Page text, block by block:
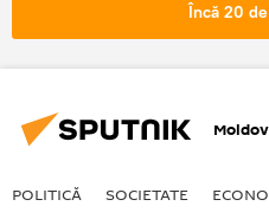
Încă 20
POLITICĂ SOCIETATE